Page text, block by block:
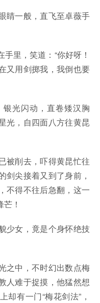
睛一般，直飞至卓薇手
里，笑道：“你好呀！
又用剑掷我，我倒也要
光闪动，直卷矮汉胸
光，自四面八方往黄昆
被削去，吓得黄昆忙往
剑尖接着又到了身前，
不得不往后急翻，这一
！
少女，竟是个身怀绝技
之中，不时幻出数点梅
人难于捉摸，他猛然想
却有一门“梅花剑法”，